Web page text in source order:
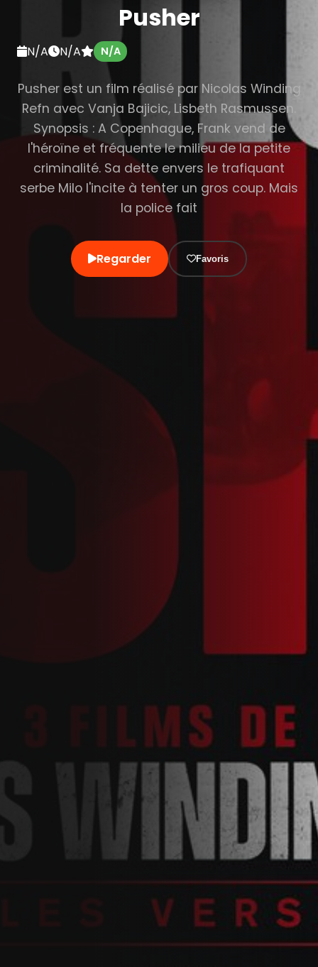
Pusher
N/A N/A N/A
Pusher est un film réalisé par Nicolas Winding
Refn avec Vanja Bajicic, Lisbeth Rasmussen.
Synopsis : A Copenhague, Frank vend de
l'héroïne et fréquente le milieu de la petite
criminalité. Sa dette envers le trafiquant
serbe Milo l'incite à tenter un gros coup. Mais
la police fait
Regarder Favoris